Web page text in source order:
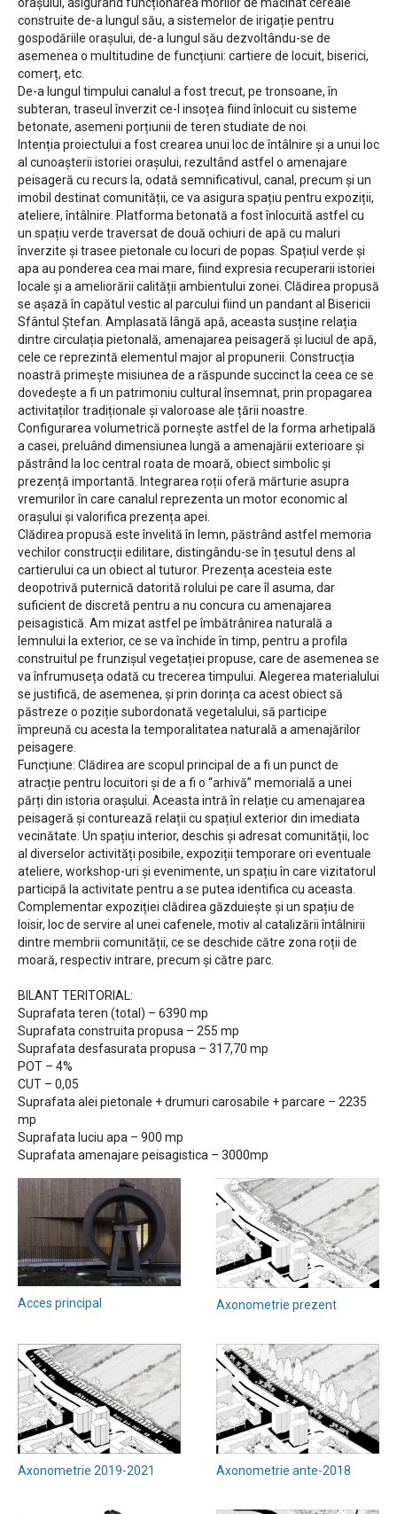
construite de-a lungul său, a sistemelor de irigație pentru
gospodăriile orașului, de-a lungul său dezvoltându-se de
asemenea o multitudine de funcțiuni: cartiere de locuit, biserici,
comerț, etc.
De-a lungul timpului canalul a fost trecut, pe tronsoane, în
subteran, traseul înverzit ce-l insoțea fiind înlocuit cu sisteme
betonate, asemeni porțiunii de teren studiate de noi.
Intenția proiectului a fost crearea unui loc de întâlnire și a unui loc
al cunoașterii istoriei orașului, rezultând astfel o amenajare
peisageră cu recurs la, odată semnificativul, canal, precum și un
imobil destinat comunității, ce va asigura spațiu pentru expoziții,
ateliere, întâlnire. Platforma betonată a fost înlocuită astfel cu
un spațiu verde traversat de două ochiuri de apă cu maluri
înverzite și trasee pietonale cu locuri de popas. Spațiul verde și
apa au ponderea cea mai mare, fiind expresia recuperarii istoriei
locale și a ameliorării calității ambientului zonei. Clădirea propusă
se așază în capătul vestic al parcului fiind un pandant al Bisericii
Sfântul Ștefan. Amplasată lângă apă, aceasta susține relația
dintre circulația pietonală, amenajarea peisageră și luciul de apă,
cele ce reprezintă elementul major al propunerii. Construcția
noastră primește misiunea de a răspunde succinct la ceea ce se
dovedește a fi un patrimoniu cultural însemnat, prin propagarea
activitaților tradiționale și valoroase ale țării noastre.
Configurarea volumetrică pornește astfel de la forma arhetipală
a casei, preluând dimensiunea lungă a amenajării exterioare și
păstrând la loc central roata de moară, obiect simbolic și
prezență importantă. Integrarea roții oferă mărturie asupra
vremurilor în care canalul reprezenta un motor economic al
orașului și valorifica prezența apei.
Clădirea propusă este învelită în lemn, păstrând astfel memoria
vechilor construcții edilitare, distingându-se în țesutul dens al
cartierului ca un obiect al tuturor. Prezența acesteia este
deopotrivă puternică datorită rolului pe care îl asuma, dar
suficient de discretă pentru a nu concura cu amenajarea
peisagistică. Am mizat astfel pe îmbătrânirea naturală a
lemnului la exterior, ce se va închide în timp, pentru a profila
construitul pe frunzișul vegetației propuse, care de asemenea se
va înfrumuseța odată cu trecerea timpului. Alegerea materialului
se justifică, de asemenea, și prin dorința ca acest obiect să
păstreze o poziție subordonată vegetalului, să participe
împreună cu acesta la temporalitatea naturală a amenajărilor
peisagere.
Funcțiune: Clădirea are scopul principal de a fi un punct de
atracție pentru locuitori și de a fi o “arhivă” memorială a unei
părți din istoria orașului. Aceasta intră în relație cu amenajarea
peisageră și conturează relații cu spațiul exterior din imediata
vecinătate. Un spațiu interior, deschis și adresat comunității, loc
al diverselor activități posibile, expoziții temporare ori eventuale
ateliere, workshop-uri și evenimente, un spațiu în care vizitatorul
participă la activitate pentru a se putea identifica cu aceasta.
Complementar expoziției clădirea găzduiește și un spațiu de
loisir, loc de servire al unei cafenele, motiv al catalizării întâlnirii
dintre membrii comunității, ce se deschide către zona roții de
moară, respectiv intrare, precum și către parc.
BILANT TERITORIAL:
Suprafata teren (total) – 6390 mp
Suprafata construita propusa – 255 mp
Suprafata desfasurata propusa – 317,70 mp
POT – 4%
CUT – 0,05
Suprafata alei pietonale + drumuri carosabile + parcare – 2235
mp
Suprafata luciu apa – 900 mp
Suprafata amenajare peisagistica – 3000mp
Acces principal Axonometrie prezent
Axonometrie 2019-2021 Axonometrie ante-2018